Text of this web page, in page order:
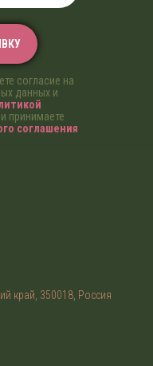
согласие на
данных и
и принимаете
соглашения
край, 350018, Россия